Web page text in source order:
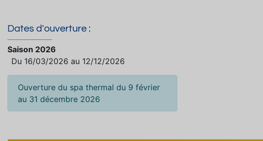
Dates d'ouverture :
Saison 2026
Du 16/03/2026 au 12/12/2026
Ouverture du spa thermal du 9 février
au 31 décembre 2026